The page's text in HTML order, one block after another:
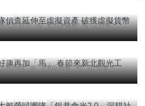
七月28日 6,314 觀看 3 分享
好康再加「馬」 春節來新北觀光
月09日 9,109 觀看 10 分享
大戴榮賦團隊「銀巷食光2.0」深